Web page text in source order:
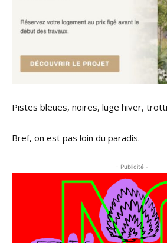
Pistes bleues, noires, luge hiver,
Bref, on est pas loin du paradis.
- Publicité -